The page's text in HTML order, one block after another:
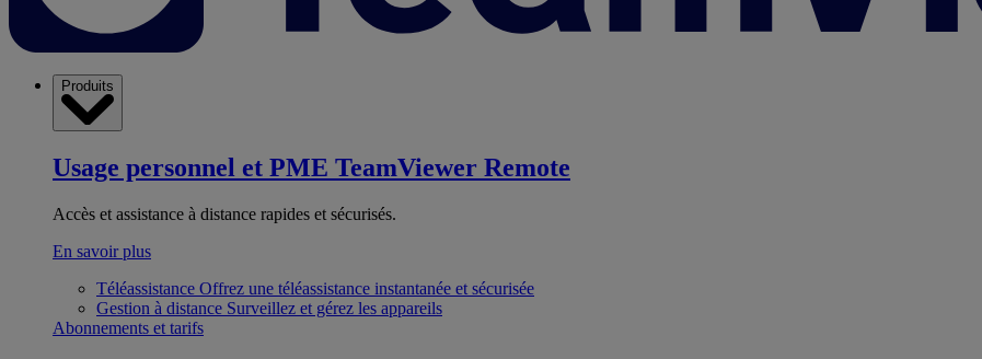
Produits
Usage personnel et PME TeamViewer Remote
Accès et assistance à distance rapides et sécurisés.
En savoir plus
Téléassistance Offrez une téléassistance instantanée et sécurisée
Gestion à distance Surveillez et gérez les appareils
Abonnements et tarifs